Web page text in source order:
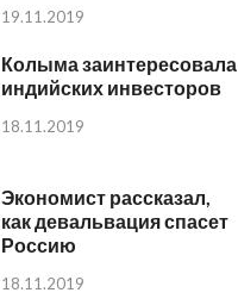
19.11.2019
Колыма заинтересовала
индийских инвесторов
18.11.2019
Экономист рассказал,
как девальвация спасет
Россию
18.11.2019